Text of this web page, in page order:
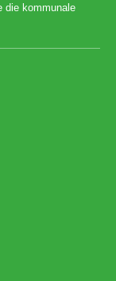
die kommunale